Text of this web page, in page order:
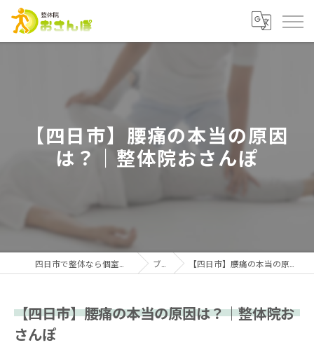
【四日市】腰痛の本当の原因
は？｜整体院おさんぽ
ブログ 【四日市】腰痛の本当の原因は？｜整体院おさんぽ
【四日市】腰痛の本当の原因は？｜整体院お
さんぽ